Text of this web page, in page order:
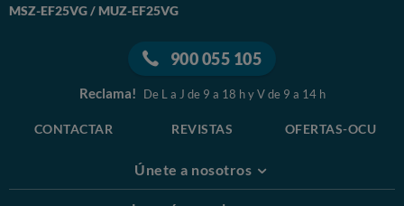
MSZ-EF25VG / MUZ-EF25VG
900 055 105
Reclama! De L a J de 9 a 18 h y V de 9 a 14 h
CONTACTAR REVISTAS OFERTAS-OCU
Únete a nosotros